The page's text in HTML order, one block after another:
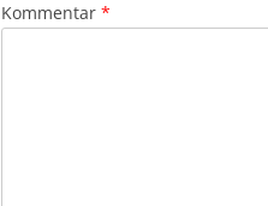
Kommentar *